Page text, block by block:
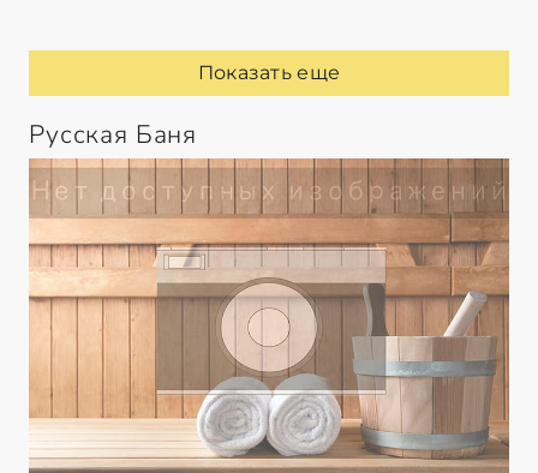
Показать еще
Русская Баня